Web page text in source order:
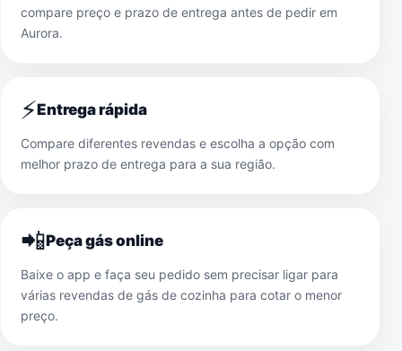
compare preço e prazo de entrega antes de pedir em
Aurora.
⚡Entrega rápida
Compare diferentes revendas e escolha a opção com
melhor prazo de entrega para a sua região.
📲Peça gás online
Baixe o app e faça seu pedido sem precisar ligar para
várias revendas de gás de cozinha para cotar o menor
preço.